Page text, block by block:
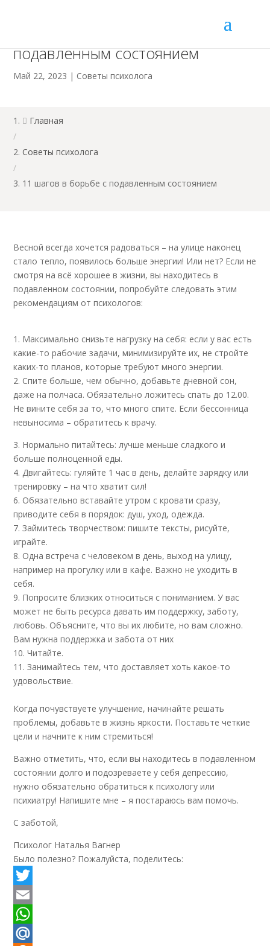
подавленным состоянием
Май 22, 2023 | Советы психолога
 Главная
/
Советы психолога
/
11 шагов в борьбе с подавленным состоянием
Весной всегда хочется радоваться – на улице наконец
стало тепло, появилось больше энергии! Или нет? Если не
смотря на всё хорошее в жизни, вы находитесь в
подавленном состоянии, попробуйте следовать этим
рекомендациям от психологов:
1. Максимально снизьте нагрузку на себя: если у вас есть
какие-то рабочие задачи, минимизируйте их, не стройте
каких-то планов, которые требуют много энергии.
2. Спите больше, чем обычно, добавьте дневной сон,
даже на полчаса. Обязательно ложитесь спать до 12.00.
Не вините себя за то, что много спите. Если бессонница
невыносима – обратитесь к врачу.
3. Нормально питайтесь: лучше меньше сладкого и
больше полноценной еды.
4. Двигайтесь: гуляйте 1 час в день, делайте зарядку или
тренировку – на что хватит сил!
6. Обязательно вставайте утром с кровати сразу,
приводите себя в порядок: душ, уход, одежда.
7. Займитесь творчеством: пишите тексты, рисуйте,
играйте.
8. Одна встреча с человеком в день, выход на улицу,
например на прогулку или в кафе. Важно не уходить в
себя.
9. Попросите близких относиться с пониманием. У вас
может не быть ресурса давать им поддержку, заботу,
любовь. Объясните, что вы их любите, но вам сложно.
Вам нужна поддержка и забота от них
10. Читайте.
11. Занимайтесь тем, что доставляет хоть какое-то
удовольствие.
Когда почувствуете улучшение, начинайте решать
проблемы, добавьте в жизнь яркости. Поставьте четкие
цели и начните к ним стремиться!
Важно отметить, что, если вы находитесь в подавленном
состоянии долго и подозреваете у себя депрессию,
нужно обязательно обратиться к психологу или
психиатру! Напишите мне – я постараюсь вам помочь.
С заботой,
Психолог Наталья Вагнер
Было полезно? Пожалуйста, поделитесь:
Twitter
Email
WhatsApp